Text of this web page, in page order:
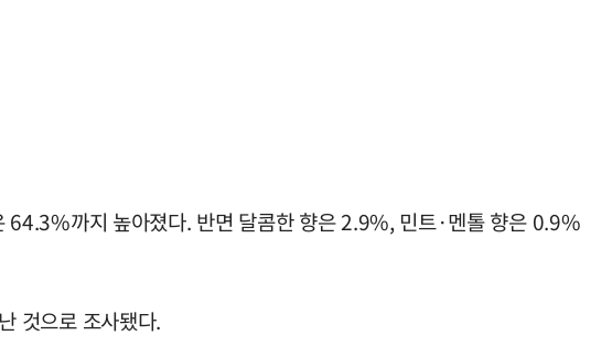
64.3%까지 높아졌다. 반면 달콤한 향은 2.9%, 민트·멘톨 향은 0.9%
것으로 조사됐다.